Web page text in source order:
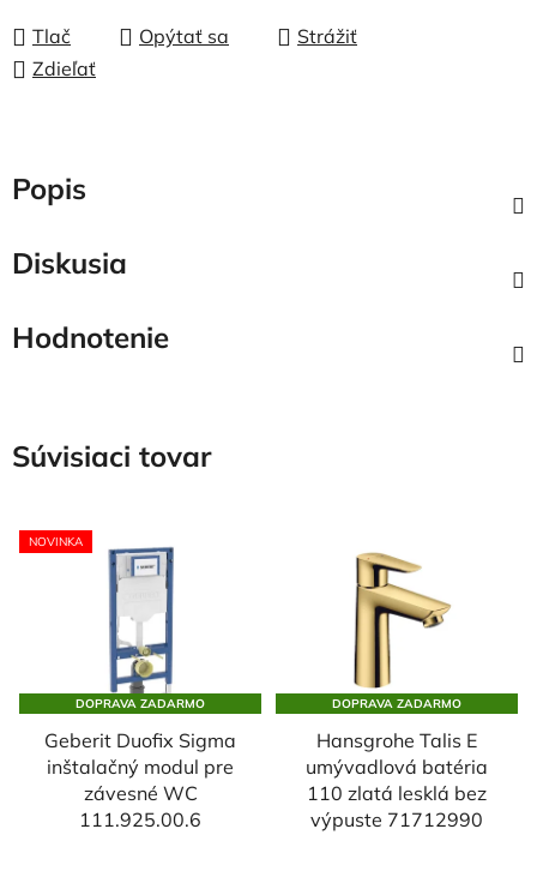
Tlač Opýtať sa
Strážiť
Zdieľať
Popis
Diskusia
Hodnotenie
Súvisiaci tovar
NOVINKA
DOPRAVA ZADARMO
Geberit Duofix Sigma
inštalačný modul pre
závesné WC
111.925.00.6
DOPRAVA ZADARMO
Hansgrohe Talis E
umývadlová batéria
110 zlatá lesklá bez
výpuste 71712990